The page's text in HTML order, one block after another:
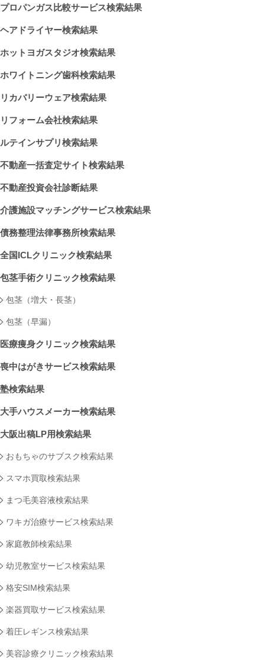
プロパンガス比較サービス検索結果
ヘアドライヤー検索結果
ホットヨガスタジオ検索結果
ホワイトニング歯科検索結果
リカバリーウェア検索結果
リフォーム会社検索結果
ルテインサプリ検索結果
不動産一括査定サイト検索結果
不動産投資会社診断結果
介護施設マッチングサービス検索結果
債務整理法律事務所検索結果
全国ICLクリニック検索結果
包茎手術クリニック検索結果
包茎（増大・長茎）
包茎（早漏）
医療痩身クリニック検索結果
喪中はがきサービス検索結果
塾検索結果
大手ハウスメーカー検索結果
大阪出稿LP用検索結果
おもちゃのサブスク検索結果
スマホ買取検索結果
まつ毛美容液検索結果
ワキガ治療サービス検索結果
家庭教師検索結果
幼児教室サービス検索結果
格安SIM検索結果
楽器買取サービス検索結果
着圧レギンス検索結果
美容診療クリニック検索結果